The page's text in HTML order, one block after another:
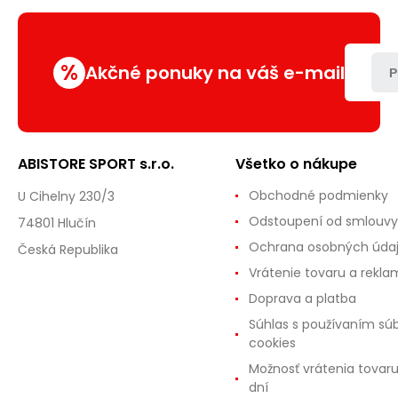
% Akčné ponuky na váš e-mail
ABISTORE SPORT s.r.o.
U Cihelny 230/3
74801 Hlučín
Česká Republika
Všetko o nákupe
Obchodné podmienky
Odstoupení od smlouvy
Ochrana osobných
Vrátenie tovaru a
Doprava a platba
Súhlas s používaním
cookies
Možnosť vrátenia
dní